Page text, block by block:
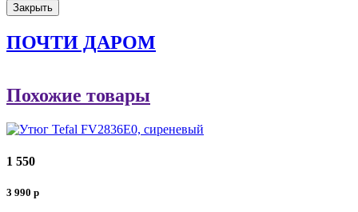
Закрыть
ПОЧТИ ДАРОМ
Похожие товары
1 550
3 990 p